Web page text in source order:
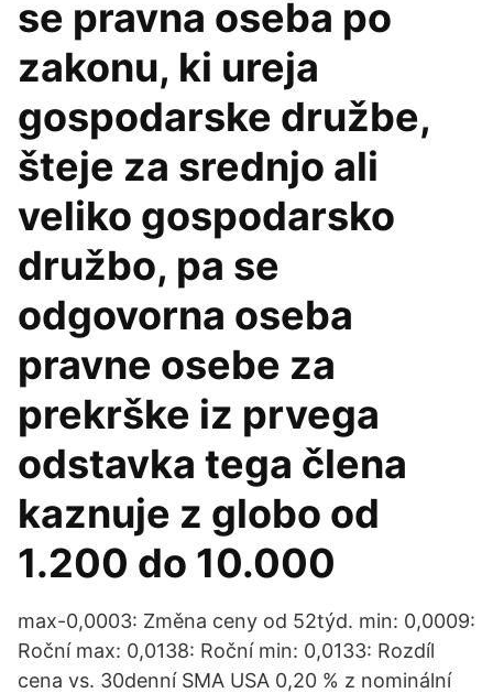
se pravna oseba po
zakonu, ki ureja
gospodarske družbe,
šteje za srednjo ali
veliko gospodarsko
družbo, pa se
odgovorna oseba
pravne osebe za
prekrške iz prvega
odstavka tega člena
kaznuje z globo od
1.200 do 10.000
max-0,0003: Změna ceny od 52týd. min: 0,0009:
Roční max: 0,0138: Roční min: 0,0133: Rozdíl
cena vs. 30denní SMA USA 0,20 % z nominální